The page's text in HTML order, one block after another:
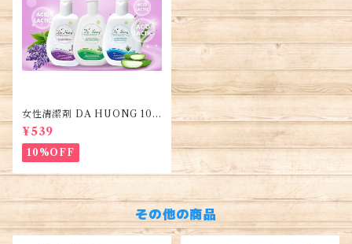
女性清潔剤 DA HUONG 100
ml 1本・Women's Cleanse
r・Dung dịch vệ sinh phụ n
ữ
¥539
10%OFF
その他の商品